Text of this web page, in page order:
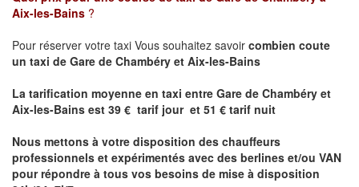
Aix-les-Bains ?
Pour réserver votre taxi Vous souhaitez savoir combien coute
un taxi de Gare de Chambéry et Aix-les-Bains
La tarification moyenne en taxi entre Gare de Chambéry et
Aix-les-Bains est 39 € tarif jour et 51 € tarif nuit
Nous mettons à votre disposition des chauffeurs
professionnels et expérimentés avec des berlines et/ou VAN
pour répondre à tous vos besoins de mise à disposition